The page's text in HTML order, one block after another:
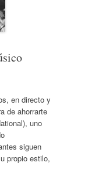
en directo y
de ahorrarte
uno
siguen
propio estilo,